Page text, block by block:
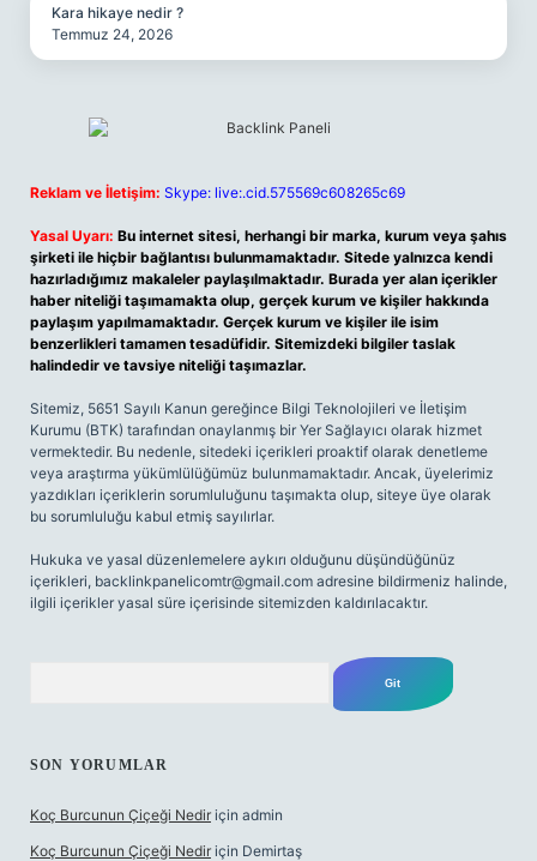
Kara hikaye nedir ?
Temmuz 24, 2026
Reklam ve İletişim: Skype: live:.cid.575569c608265c69
Yasal Uyarı: Bu internet sitesi, herhangi bir marka, kurum veya şahıs
şirketi ile hiçbir bağlantısı bulunmamaktadır. Sitede yalnızca kendi
hazırladığımız makaleler paylaşılmaktadır. Burada yer alan içerikler
haber niteliği taşımamakta olup, gerçek kurum ve kişiler hakkında
paylaşım yapılmamaktadır. Gerçek kurum ve kişiler ile isim
benzerlikleri tamamen tesadüfidir. Sitemizdeki bilgiler taslak
halindedir ve tavsiye niteliği taşımazlar.
Sitemiz, 5651 Sayılı Kanun gereğince Bilgi Teknolojileri ve İletişim
Kurumu (BTK) tarafından onaylanmış bir Yer Sağlayıcı olarak hizmet
vermektedir. Bu nedenle, sitedeki içerikleri proaktif olarak denetleme
veya araştırma yükümlülüğümüz bulunmamaktadır. Ancak, üyelerimiz
yazdıkları içeriklerin sorumluluğunu taşımakta olup, siteye üye olarak
bu sorumluluğu kabul etmiş sayılırlar.
Hukuka ve yasal düzenlemelere aykırı olduğunu düşündüğünüz
içerikleri, backlinkpanelicomtr@gmail.com adresine bildirmeniz halinde,
ilgili içerikler yasal süre içerisinde sitemizden kaldırılacaktır.
SON YORUMLAR
Koç Burcunun Çiçeği Nedir için admin
Koç Burcunun Çiçeği Nedir için Demirtaş